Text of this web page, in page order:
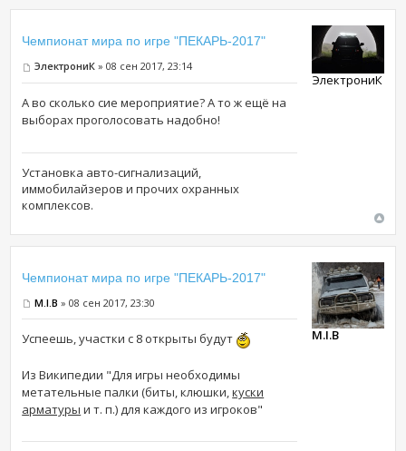
Чемпионат мира по игре "ПЕКАРЬ-2017"
ЭлектрониК » 08 сен 2017, 23:14
А во сколько сие мероприятие? А то ж ещё на
выборах проголосовать надобно!
Установка авто-сигнализаций,
иммобилайзеров и прочих охранных
комплексов.
ЭлектрониК
Чемпионат мира по игре "ПЕКАРЬ-2017"
M.I.B » 08 сен 2017, 23:30
Успеешь, участки с 8 открыты будут
Из Википедии "Для игры необходимы
метательные палки (биты, клюшки,куски
арматуры и т. п.) для каждого из игроков"
M.I.B